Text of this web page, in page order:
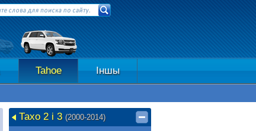
Tahoe Іншы
Тахо 2 і 3 (2000-2014)